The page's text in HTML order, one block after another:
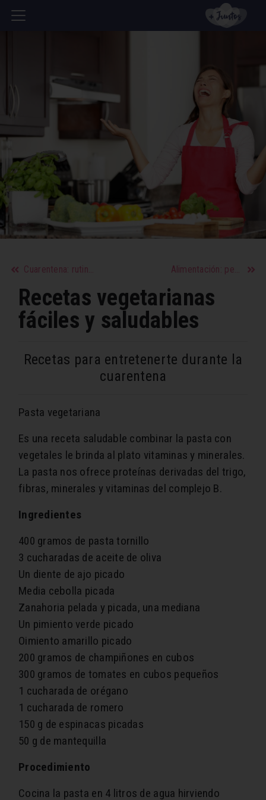
Cuarentena: rutina de abdominales para hacer en casa Alimentación: perde grasa y gana músculo
Recetas vegetarianas
fáciles y saludables
Recetas para entretenerte durante la
cuarentena
Pasta vegetariana
Es una receta saludable combinar la pasta con
vegetales le brinda al plato vitaminas y minerales.
La pasta nos ofrece proteínas derivadas del trigo,
fibras, minerales y vitaminas del complejo B.
Ingredientes
400 gramos de pasta tornillo
3 cucharadas de aceite de oliva
Un diente de ajo picado
Media cebolla picada
Zanahoria pelada y picada, una mediana
Un pimiento verde picado
Oimiento amarillo picado
200 gramos de champiñones en cubos
300 gramos de tomates en cubos pequeños
1 cucharada de orégano
1 cucharada de romero
150 g de espinacas picadas
50 g de mantequilla
Procedimiento
Cocina la pasta en 4 litros de agua hirviendo